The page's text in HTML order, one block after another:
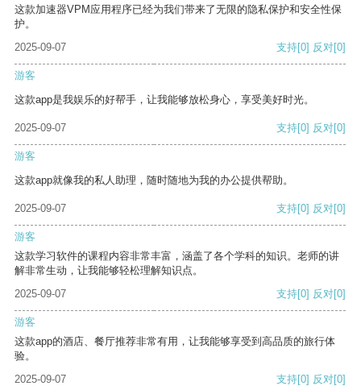
这款加速器VPM应用程序已经为我们带来了无限的隐私保护和安全性保
护。
2025-09-07
支持[0] 反对[0]
游客
这款app是我娱乐的好帮手，让我能够放松身心，享受美好时光。
2025-09-07 支持[0] 反对[0]
游客
这款app就像我的私人助理，随时随地为我的办公提供帮助。
2025-09-07 支持[0] 反对[0]
游客
这款学习软件的课程内容非常丰富，涵盖了各个学科的知识。老师的讲
解非常生动，让我能够轻松理解知识点。
2025-09-07
支持[0] 反对[0]
游客
这款app的酒店、餐厅推荐非常有用，让我能够享受到高品质的旅行体
验。
2025-09-07
支持[0] 反对[0]